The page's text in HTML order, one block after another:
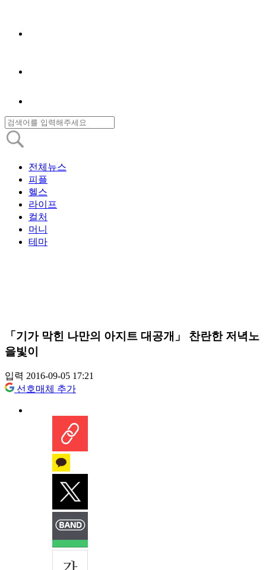
전체뉴스
피플
헬스
라이프
컬처
머니
테마
「기가 막힌 나만의 아지트 대공개」 찬란한 저녁노
을빛이
입력 2016-09-05 17:21
선호매체 추가